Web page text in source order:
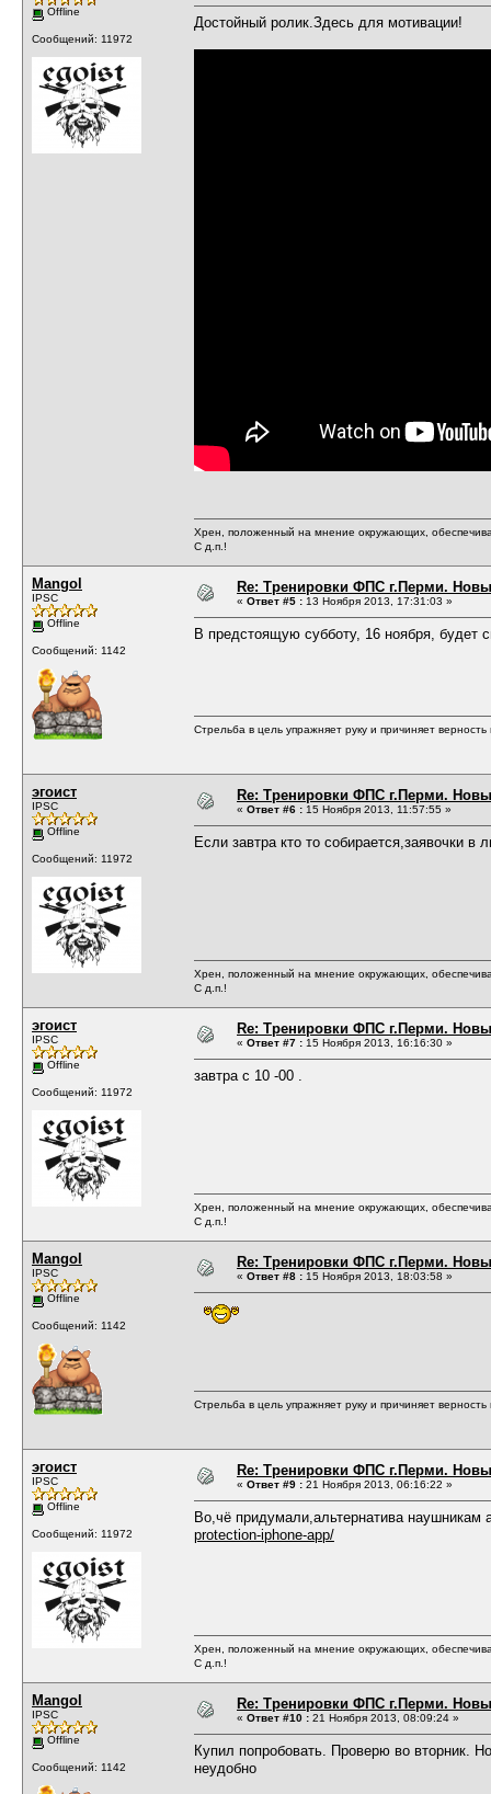
Offline
Сообщений: 11972
Достойный ролик.Здесь для мотивации!
Хрен, положенный на мнение окружающих,
С д.п.!
Mangol
IPSC
Offline
Сообщений: 1142
Re: Тренировки ФПС г.Перми.
« Ответ #5 : 13 Ноября 2013, 17:31:03 »
В предстоящую субботу, 16 ноября, будет
Стрельба в цель упражняет руку и причиняет верность
эгоист
IPSC
Offline
Сообщений: 11972
Re: Тренировки ФПС г.Перми.
« Ответ #6 : 15 Ноября 2013, 11:57:55 »
Если завтра кто то собирается,заявочки
Хрен, положенный на мнение окружающих,
С д.п.!
эгоист
IPSC
Offline
Сообщений: 11972
Re: Тренировки ФПС г.Перми.
« Ответ #7 : 15 Ноября 2013, 16:16:30 »
завтра с 10 -00 .
Хрен, положенный на мнение окружающих,
С д.п.!
Mangol
IPSC
Offline
Сообщений: 1142
Re: Тренировки ФПС г.Перми.
« Ответ #8 : 15 Ноября 2013, 18:03:58 »
Стрельба в цель упражняет руку и причиняет верность
эгоист
IPSC
Offline
Сообщений: 11972
Re: Тренировки ФПС г.Перми.
« Ответ #9 : 21 Ноября 2013, 06:16:22 »
Во,чё придумали,альтернатива наушникам
protection-iphone-app/
Хрен, положенный на мнение окружающих,
С д.п.!
Mangol
IPSC
Offline
Сообщений: 1142
Re: Тренировки ФПС г.Перми.
« Ответ #10 : 21 Ноября 2013, 08:09:24 »
Купил попробовать. Проверю во вторник.
неудобно